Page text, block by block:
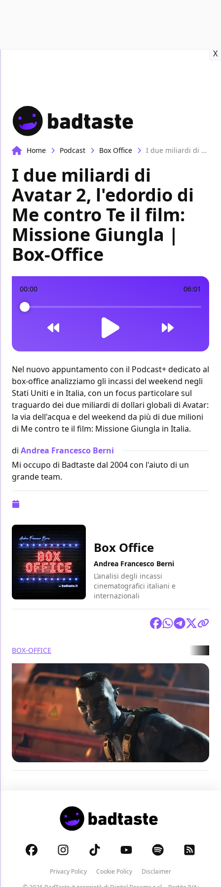
X
Home Podcast Box Office I due miliardi di Avatar 2, l'edordio di Me contro Te il film: Missione Giungla | Box-Office
I due miliardi di
Avatar 2, l'edordio di
Me contro Te il film:
Missione Giungla |
Box-Office
00:00 06:01
Nel nuovo appuntamento con il Podcast+ dedicato al
box-office analizziamo gli incassi del weekend negli
Stati Uniti e in Italia, con un focus particolare sul
traguardo dei due miliardi di dollari globali di Avatar:
la via dell'acqua e del weekend da più di due milioni
di Me contro te il film: Missione Giungla in Italia.
di Andrea Francesco Berni
Mi occupo di Badtaste dal 2004 con l'aiuto di un
grande team.
Box Office
Andrea Francesco Berni
L’analisi degli incassi
cinematografici italiani e
internazionali
BOX-OFFICE
Privacy Policy Cookie Policy
Disclaimer